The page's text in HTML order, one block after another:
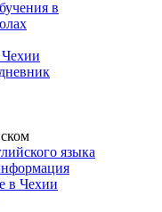
в
языка
в Чехии